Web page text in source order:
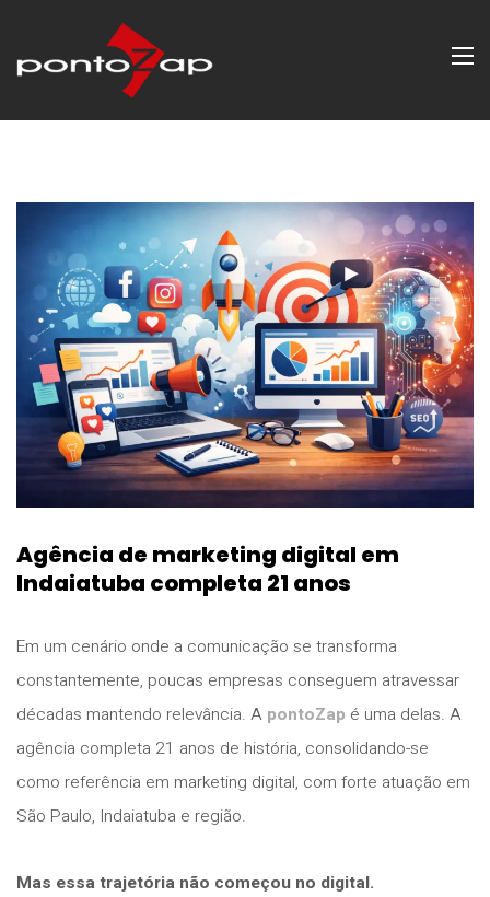
Agência de marketing digital em
Indaiatuba completa 21 anos
Em um cenário onde a comunicação se transforma
constantemente, poucas empresas conseguem atravessar
décadas mantendo relevância. A pontoZap é uma delas. A
agência completa 21 anos de história, consolidando-se
como referência em marketing digital, com forte atuação em
São Paulo, Indaiatuba e região.
Mas essa trajetória não começou no digital.